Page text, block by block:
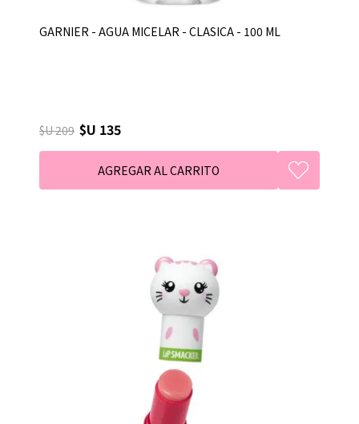
GARNIER - AGUA MICELAR - CLASICA - 100 ML
$U 209 $U 135